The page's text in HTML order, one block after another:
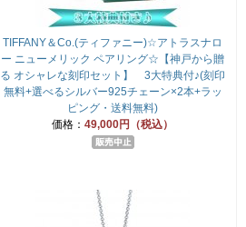
TIFFANY＆Co.(ティファニー)☆アトラスナロ
ー ニューメリック ペアリング☆【神戸から贈
る オシャレな刻印セット】 3大特典付♪(刻印
無料+選べるシルバー925チェーン×2本+ラッ
ピング・送料無料)
価格： 49,000円（税込）